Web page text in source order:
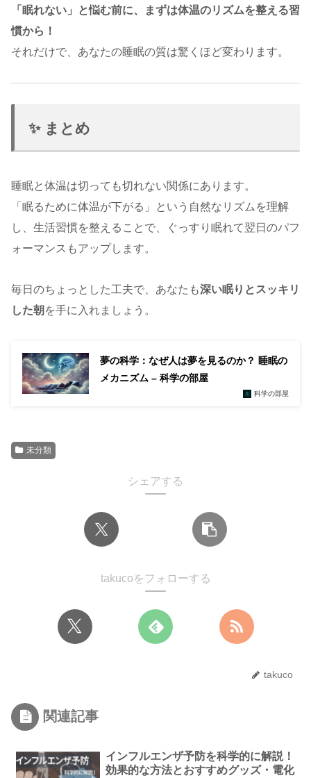
「眠れない」と悩む前に、まずは体温のリズムを整える習
慣から！
それだけで、あなたの睡眠の質は驚くほど変わります。
✨ まとめ
睡眠と体温は切っても切れない関係にあります。
「眠るために体温が下がる」という自然なリズムを理解
し、生活習慣を整えることで、ぐっすり眠れて翌日のパフ
ォーマンスもアップします。
毎日のちょっとした工夫で、あなたも深い眠りとスッキリ
した朝 を手に入れましょう。
夢の科学：なぜ人は夢を見るのか？ 睡眠の
メカニズム – 科学の部屋
科学の部屋
未分類
シェアする
takucoをフォローする
takuco
関連記事
インフルエンザ予防を科学的に解説！
効果的な方法とおすすめグッズ・電化